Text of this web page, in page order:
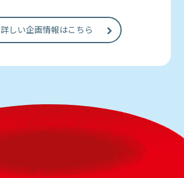
詳しい企画情報はこちら